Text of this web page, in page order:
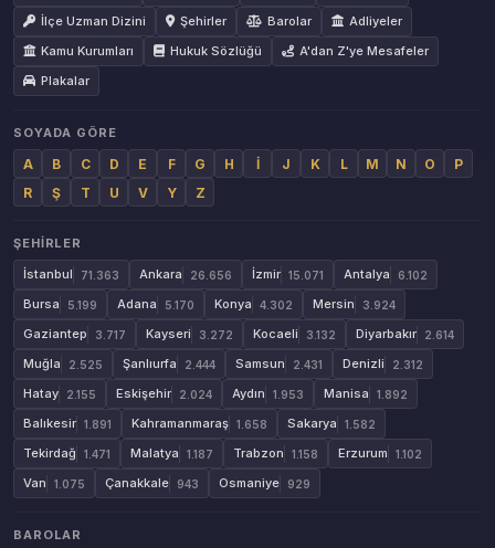
İlçe Uzman Dizini
Şehirler Barolar
Adliyeler
Kamu Kurumları
Hukuk Sözlüğü
A'dan Z'ye Mesafeler
Plakalar
SOYADA GÖRE
A B C D E F G H İ J K L M N O
P
R
Ş T U V Y Z
ŞEHIRLER
İstanbul
71.363 Ankara 26.656 İzmir 15.071 Antalya 6.102
Bursa 5.199 Adana 5.170 Konya 4.302 Mersin 3.924
Gaziantep 3.717 Kayseri 3.272 Kocaeli 3.132 Diyarbakır 2.614
Muğla 2.525 Şanlıurfa 2.444 Samsun 2.431 Denizli 2.312
Hatay 2.155 Eskişehir 2.024 Aydın 1.953 Manisa 1.892
Balıkesir 1.891 Kahramanmaraş 1.658 Sakarya 1.582
Tekirdağ 1.471 Malatya 1.187 Trabzon 1.158 Erzurum 1.102
Van 1.075 Çanakkale 943 Osmaniye 929
BAROLAR